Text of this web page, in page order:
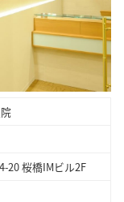
20 桜橋IMビル2F